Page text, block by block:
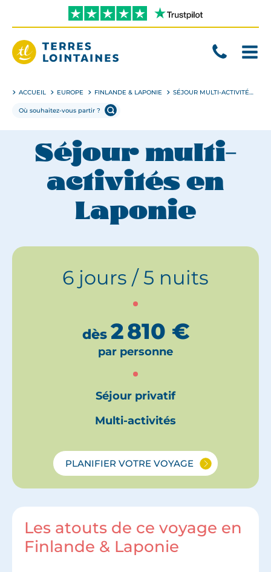
directement
contenu
ACCUEIL EUROPE FINLANDE & LAPONIE SÉJOUR MULTI-ACTIVITÉS EN LAPONIE
Séjour multi-
activités en
Laponie
6 jours / 5 nuits
dès 2 810 €
par personne
Séjour privatif
Multi-activités
PLANIFIER VOTRE VOYAGE
Les atouts de ce voyage en
Finlande & Laponie